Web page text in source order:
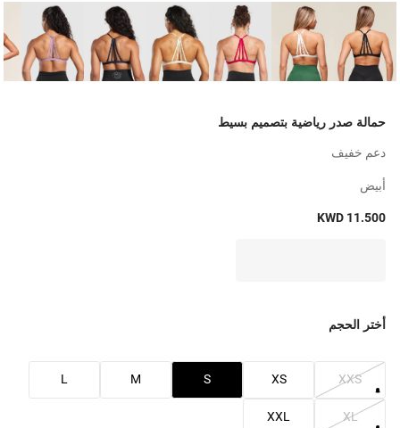
حمالة صدر رياضية بتصميم بسيط
دعم خفيف
أبيض
KWD 11.500
أختر الحجم
XXS
XS
S
M
L
XL
XXL